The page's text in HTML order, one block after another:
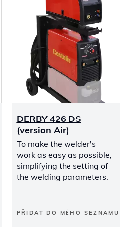
DERBY 426 DS
(version Air)
To make the welder's
work as easy as possible,
simplifying the setting of
the welding parameters.
PŘIDAT DO MÉHO SEZNAMU